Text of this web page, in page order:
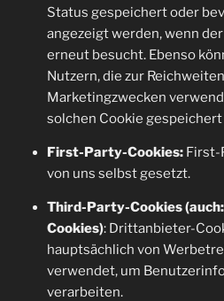
Status gespeichert oder
angezeigt werden, wenn
erneut besucht. Ebenso
Nutzern, die zur
Marketingzwecken
solchen Cookie
First-Party-Cookies:First-
von uns selbst gesetzt.
Third-Party-Cookies
Cookies): Drittanbieter-
hauptsächlich von
verwendet, um
verarbeiten.